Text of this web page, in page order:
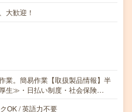
大歓迎！
業。簡易作業【取扱製品情報】半
生≫・日払い制度・社会保険…
OK / 英語力不要